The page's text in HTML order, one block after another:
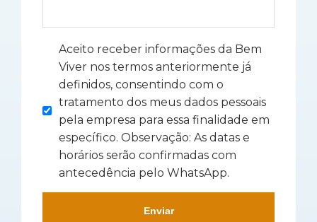
Aceito receber informações da Bem
Viver nos termos anteriormente já
definidos, consentindo com o
tratamento dos meus dados pessoais
pela empresa para essa finalidade em
específico. Observação: As datas e
horários serão confirmadas com
antecedência pelo WhatsApp.
Enviar